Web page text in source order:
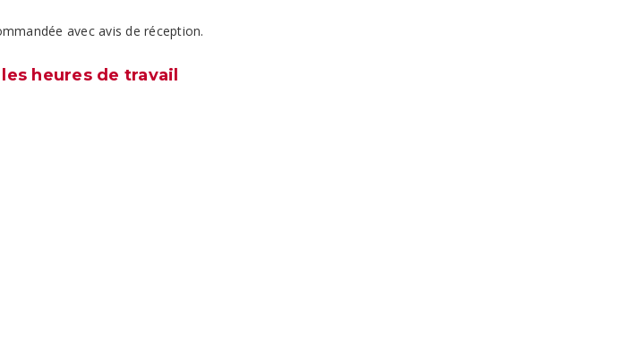
avec avis de réception.
heures de travail